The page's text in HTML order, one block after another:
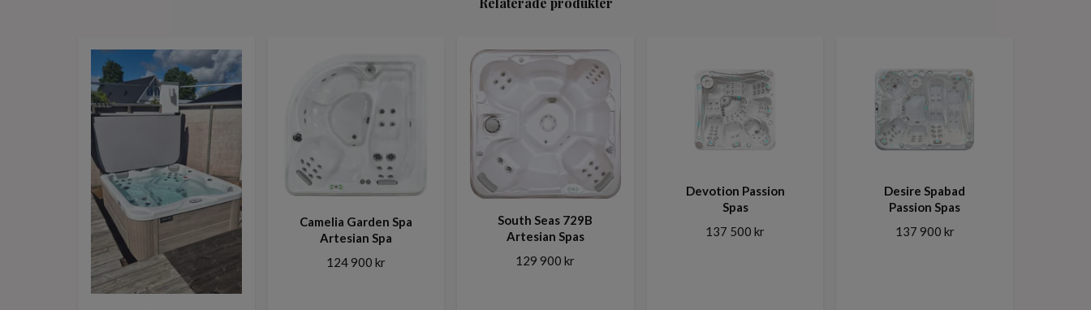
Camelia Garden Spa
Artesian Spa
124 900 kr
South Seas 729B
Artesian Spas
129 900 kr
Devotion Passion
Spas
137 500 kr
Desire Spabad
Passion Spas
137 900 kr